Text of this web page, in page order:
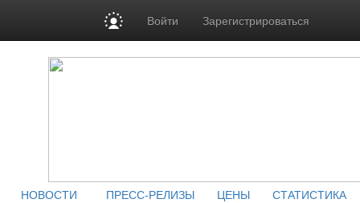
Войти Зарегистрироваться
НОВОСТИ ПРЕСС-РЕЛИЗЫ ЦЕНЫ
СТАТИСТИКА